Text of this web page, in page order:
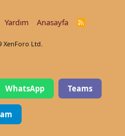
Yardım Anasayfa
R
XenForo Ltd.
WhatsApp Teams